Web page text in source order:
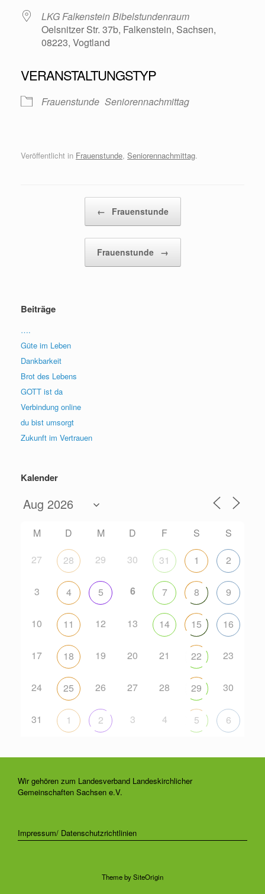
LKG Falkenstein Bibelstundenraum
Oelsnitzer Str. 37b, Falkenstein, Sachsen,
08223, Vogtland
VERANSTALTUNGSTYP
Frauenstunde Seniorennachmittag
Veröffentlicht in Frauenstunde, Seniorennachmittag.
← Frauenstunde
Frauenstunde →
Beiträge
….
Güte im Leben
Dankbarkeit
Brot des Lebens
GOTT ist da
Verbindung online
du bist umsorgt
Zukunft im Vertrauen
Kalender
M D M D F S
S
27
28 29 30 31 1 2
3 4 5 6 7 8 9
10 11 12 13 14 15 16
17 18 19 20 21 22 23
24 25 26 27 28 29 30
31 1 2 3 4 5 6
Wir gehören zum Landesverband Landeskirchlicher
Gemeinschaften Sachsen e.V.
Impressum/ Datenschutzrichtlinien
Theme bySiteOrigin